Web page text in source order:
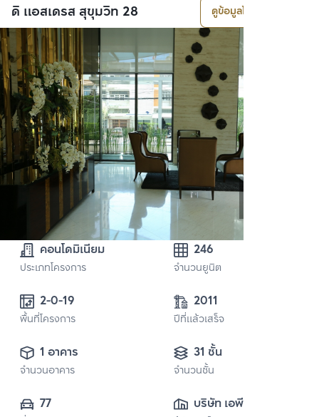
ดิ แอสเดรส สุขุมวิท 28 ดูข้อมูลโครงการ
คอนโดมิเนียม
ประเภทโครงการ
246
จำนวนยูนิต
พื้นที่โครงการ
2011
ปีที่แล้วเสร็จ
1 อาคาร
จำนวนอาคาร
31 ชั้น
จำนวนชั้น
77
บริษัท เอพี เอ็มอี